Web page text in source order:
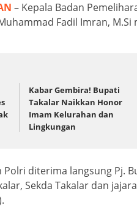
– Kepala Badan
Fadil Imran,
Kabar Gembira! Bupati
Takalar Naikkan Honor
Imam Kelurahan dan
Lingkungan
diterima langsung Pj.
Sekda Takalar dan